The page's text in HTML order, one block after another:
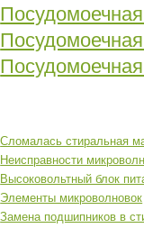
Сломалась стиральная
Неисправности
Высоковольтный блок
Элементы микроволновок
Замена подшипников в